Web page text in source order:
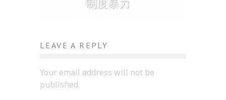
制度暴力
LEAVE A REPLY
Your email address will not be
published.